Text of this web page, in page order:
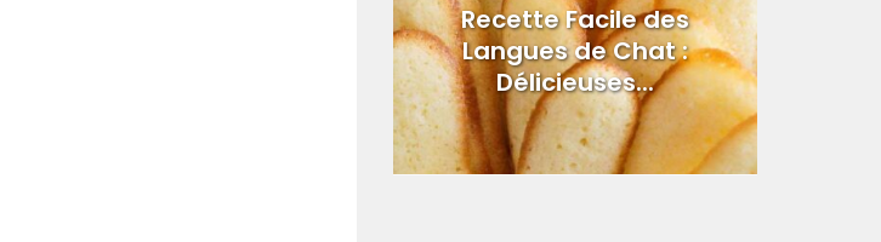
Recette Facile des
Langues de Chat :
Délicieuses...